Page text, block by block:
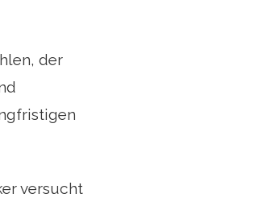
der
versucht